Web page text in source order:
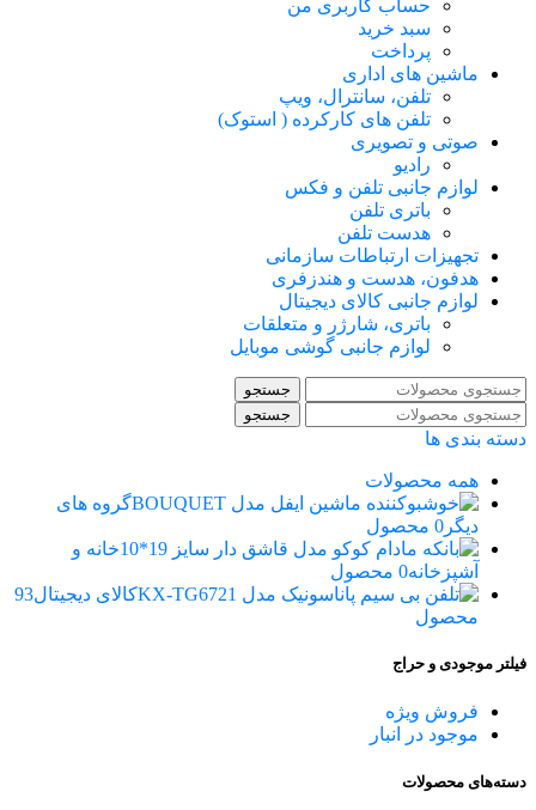
حساب کاربری من
سبد خرید
پرداخت
ماشین های اداری
تلفن، سانترال، ویپ
تلفن های کارکرده ( استوک)
صوتی و تصویری
رادیو
لوازم جانبی تلفن و فکس
باتری تلفن
هدست تلفن
تجهیزات ارتباطات سازمانی
هدفون، هدست و هندزفری
لوازم جانبی کالای دیجیتال
باتری، شارژر و متعلقات
لوازم جانبی گوشی موبایل
جستجو
جستجو
دسته بندی ها
همه محصولات
گروه های
دیگر 0 محصول
خانه و
آشپزخانه0 محصول
کالای دیجیتال93
محصول
فیلتر موجودی و حراج
فروش ویژه
موجود در انبار
دسته‌های محصولات